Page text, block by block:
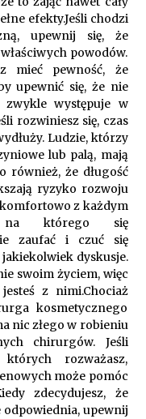
efekty.Jeśli chodzi
upewnij się, że
powodów.
mieć pewność, że
upewnić się, że nie
zwykle występuje w
rozwiniesz się, czas
Ludzie, którzy
lub palą, mają
również, że długość
ryzyko rozwoju
z każdym
na którego się
zaufać i czuć się
dyskusje.
swoim życiem, więc
z nimi.Chociaż
kosmetycznego
nic złego w robieniu
chirurgów. Jeśli
rozważasz,
może pomóc
zdecydujesz, że
upewnij